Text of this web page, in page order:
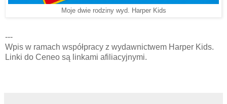
Moje dwie rodziny wyd. Harper Kids
---
Wpis w ramach współpracy z wydawnictwem Harper Kids.
Linki do Ceneo są linkami afiliacyjnymi.